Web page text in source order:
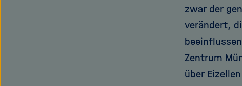
zwar der
verändert,
Zentrum
über